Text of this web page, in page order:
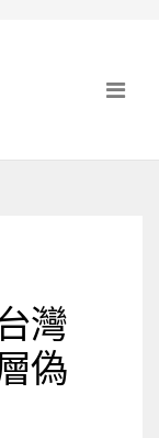
灣
偽